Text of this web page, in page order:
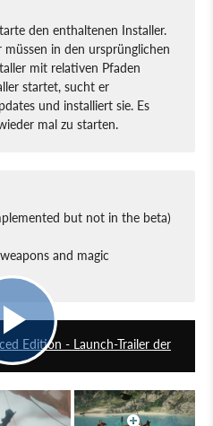
den enthaltenen Installer.
in den ursprünglichen
mit relativen Pfaden
startet, sucht er
und installiert sie. Es
mal zu starten.
but not in the beta)
and magic
Edition - Launch-Trailer der